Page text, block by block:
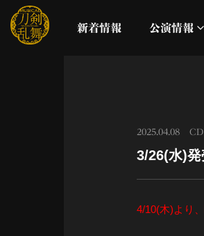
新着情報 公演情報
これま
2025.04.08 CD
3/26(水)
4/10(木)より